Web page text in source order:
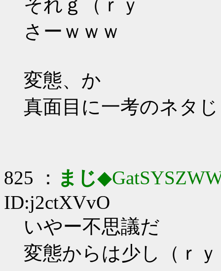
それｇ（ｒｙ
さーｗｗｗ
変態、か
真面目に一考のネタ
825 ： まじ
ID:j2ctXVvO
いやー不思議だ
変態からは少し（ｒｙ